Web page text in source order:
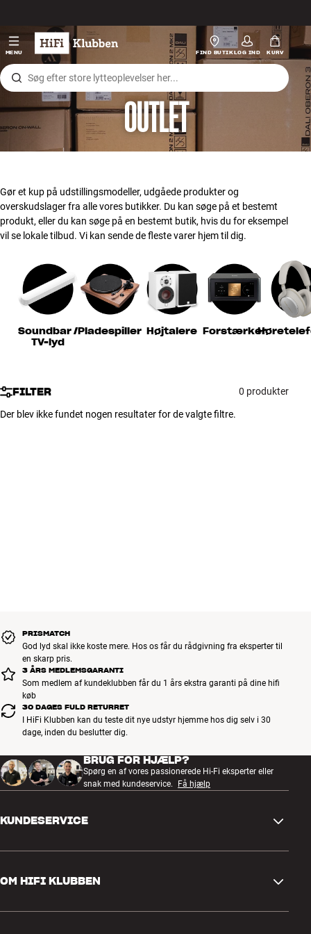
MENU FIND BUTIKLOG IND KURV
Hi-Fi
Højtaler
Pladespiller
Høretelefoner
Surround
TV
Kabler
MÆRKER
OUTLET
Gør et kup på udstillingsmodeller, udgåede produkter og
overskudslager fra alle vores butikker. Du kan søge på et bestemt
produkt, eller du kan søge på en bestemt butik, hvis du for eksempel
vil se lokale tilbud. Vi kan sende de fleste varer hjem til dig.
Soundbar /
TV-lyd
Pladespiller Højtalere Forstærker
FILTER 0 produkter
Der blev ikke fundet nogen resultater for de valgte filtre.
PRISMATCH
God lyd skal ikke koste mere. Hos os får du rådgivning fra eksperter til
en skarp pris.
3 ÅRS MEDLEMSGARANTI
Som medlem af kundeklubben får du 1 års ekstra garanti på dine hifi
køb
30 DAGES FULD RETURRET
I HiFi Klubben kan du teste dit nye udstyr hjemme hos dig selv i 30
dage, inden du beslutter dig.
BRUG FOR HJÆLP?
Spørg en af vores passionerede Hi-Fi eksperter eller
snak med kundeservice.
Få hjælp
KUNDESERVICE
Retur og reklamation
OM HIFI KLUBBEN